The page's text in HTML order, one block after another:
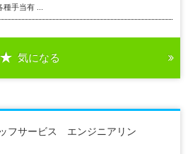
手当有 ...
気になる
フサービス エンジニアリン